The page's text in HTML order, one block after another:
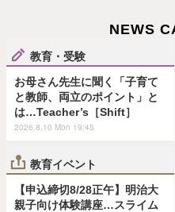
NEWS
教育・受験
お母さん先生に聞く「子育て
と教師、両立のポイント」と
は…Teacher’s［Shift］
2026.8.10 Mon 19:45
教育イベント
【申込締切8/28正午】明治大
親子向け体験講座…スライム